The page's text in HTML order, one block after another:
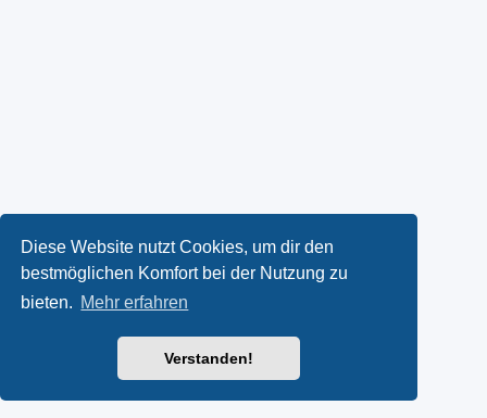
Diese Website nutzt Cookies, um dir den
bestmöglichen Komfort bei der Nutzung zu
bieten. Mehr erfahren
Verstanden!